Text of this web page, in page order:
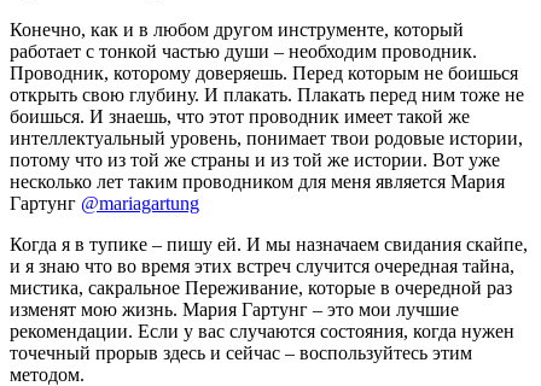
Конечно, как и в любом другом инструменте, который
работает с тонкой частью души – необходим проводник.
Проводник, которому доверяешь. Перед которым не боишься
открыть свою глубину. И плакать. Плакать перед ним тоже не
боишься. И знаешь, что этот проводник имеет такой же
интеллектуальный уровень, понимает твои родовые истории,
потому что из той же страны и из той же истории. Вот уже
несколько лет таким проводником для меня является Мария
Гартунг @mariagartung
Когда я в тупике – пишу ей. И мы назначаем свидания скайпе,
и я знаю что во время этих встреч случится очередная тайна,
мистика, сакральное Переживание, которые в очередной раз
изменят мою жизнь. Мария Гартунг – это мои лучшие
рекомендации. Если у вас случаются состояния, когда нужен
точечный прорыв здесь и сейчас – воспользуйтесь этим
методом.